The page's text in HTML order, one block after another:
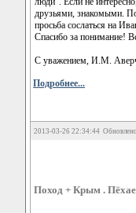
друзьями, знакомыми.
просьба сослаться на
Спасибо за понимание!
С уважением, И.М.
Подробнее...
2013-03-26 22:34:44
Поход + Крым .